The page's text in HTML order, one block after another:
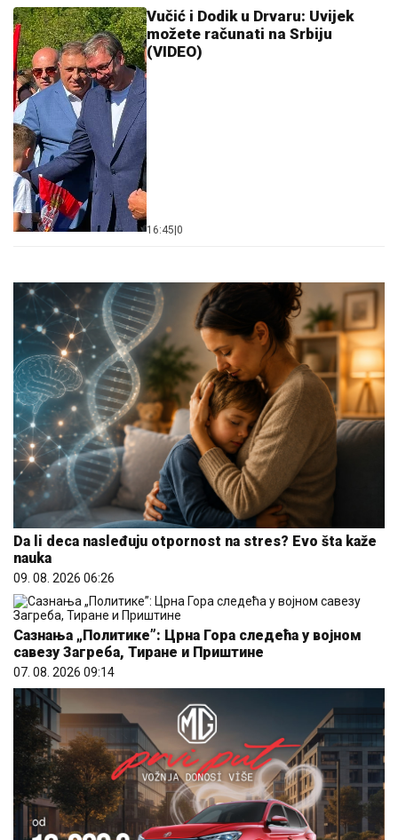
Vučić i Dodik u Drvaru: Uvijek
možete računati na Srbiju
(VIDEO)
16:45|0
Da li deca nasleđuju otpornost na stres? Evo šta kaže
nauka
09. 08. 2026 06:26
Сазнања „Политике”: Црна Гора следећа у војном
савезу Загреба, Тиране и Приштине
07. 08. 2026 09:14